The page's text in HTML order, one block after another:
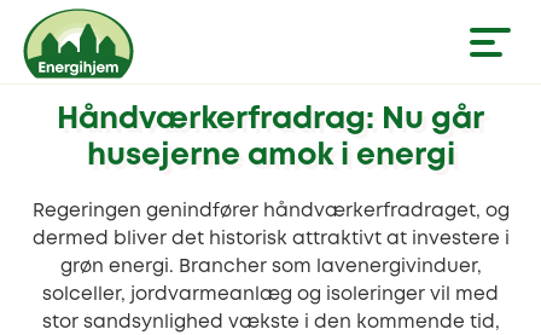
Håndværkerfradrag: Nu går
husejerne amok i energi
Regeringen genindfører håndværkerfradraget, og
dermed bliver det historisk attraktivt at investere i
grøn energi. Brancher som lavenergivinduer,
solceller, jordvarmeanlæg og isoleringer vil med
stor sandsynlighed vækste i den kommende tid,